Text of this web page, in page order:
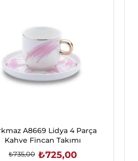
A8669 Lidya 4 Parça
Kahve Fincan Takımı
₺725,00
₺735,00